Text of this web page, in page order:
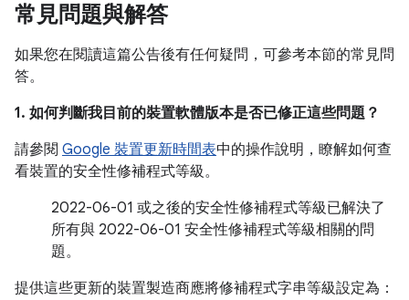
常見問題與解答
如果您在閱讀這篇公告後有任何疑問，可參考本節的常見問
答。
1. 如何判斷我目前的裝置軟體版本是否已修正這些問題？
請參閱 Google 裝置更新時間表中的操作說明，瞭解如何查
看裝置的安全性修補程式等級。
2022-06-01 或之後的安全性修補程式等級已解決了
所有與 2022-06-01 安全性修補程式等級相關的問
題。
提供這些更新的裝置製造商應將修補程式字串等級設定為：